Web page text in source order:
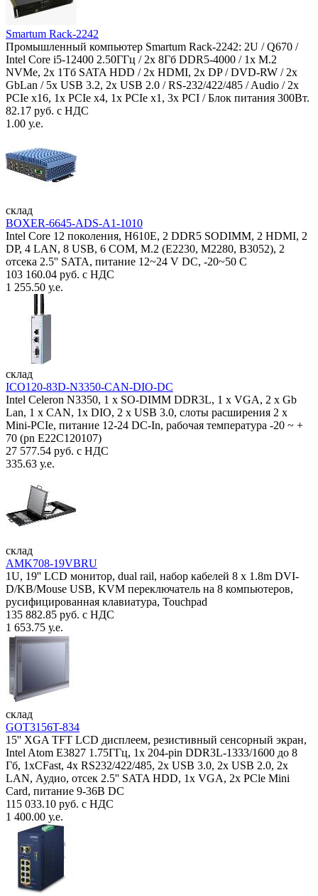
Smartum Rack-2242
Промышленный компьютер Smartum Rack-2242: 2U / Q670 /
Intel Core i5-12400 2.50ГГц / 2x 8Гб DDR5-4000 / 1x M.2
NVMe, 2x 1Тб SATA HDD / 2x HDMI, 2x DP / DVD-RW / 2x
GbLan / 5x USB 3.2, 2x USB 2.0 / RS-232/422/485 / Audio / 2x
PCIe x16, 1x PCIe x4, 1x PCIe x1, 3x PCI / Блок питания 300Вт.
82.17 руб. с НДС
1.00 у.е.
склад
BOXER-6645-ADS-A1-1010
Intel Core 12 поколения, H610E, 2 DDR5 SODIMM, 2 HDMI, 2
DP, 4 LAN, 8 USB, 6 COM, M.2 (E2230, M2280, B3052), 2
отсека 2.5'' SATA, питание 12~24 V DC, -20~50 C
103 160.04 руб. с НДС
1 255.50 у.е.
склад
ICO120-83D-N3350-CAN-DIO-DC
Intel Celeron N3350, 1 х SO-DIMM DDR3L, 1 х VGA, 2 x Gb
Lan, 1 х CAN, 1x DIO, 2 х USB 3.0, слоты расширения 2 x
Mini-PCIe, питание 12-24 DC-In, рабочая температура -20 ~ +
70 (pn E22C120107)
27 577.54 руб. с НДС
335.63 у.е.
склад
AMK708-19VBRU
1U, 19'' LCD монитор, dual rail, набор кабелей 8 x 1.8m DVI-
D/KB/Mouse USB, KVM переключатель на 8 компьютеров,
русифицированная клавиатура, Touchpad
135 882.85 руб. с НДС
1 653.75 у.е.
склад
GOT3156T-834
15'' XGA TFT LCD дисплеем, резистивный сенсорный экран,
Intel Atom E3827 1.75ГГц, 1x 204-pin DDR3L-1333/1600 до 8
Гб, 1xCFast, 4x RS232/422/485, 2x USB 3.0, 2x USB 2.0, 2x
LAN, Аудио, отсек 2.5'' SATA HDD, 1x VGA, 2x PCle Mini
Card, питание 9-36В DC
115 033.10 руб. с НДС
1 400.00 у.е.